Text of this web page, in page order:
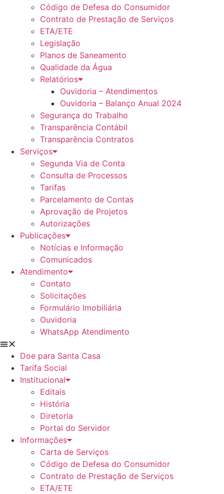
Código de Defesa do Consumidor
Contrato de Prestação de Serviços
ETA/ETE
Legislação
Planos de Saneamento
Qualidade da Água
Relatórios
Ouvidoria – Atendimentos
Ouvidoria – Balanço Anual 2024
Segurança do Trabalho
Transparência Contábil
Transparência Contratos
Serviços
Segunda Via de Conta
Consulta de Processos
Tarifas
Parcelamento de Contas
Aprovação de Projetos
Autorizações
Publicações
Notícias e Informação
Comunicados
Atendimento
Contato
Solicitações
Formulário Imobiliária
Ouvidoria
WhatsApp Atendimento
Doe para Santa Casa
Tarifa Social
Institucional
Editais
História
Diretoria
Portal do Servidor
Informações
Carta de Serviços
Código de Defesa do Consumidor
Contrato de Prestação de Serviços
ETA/ETE